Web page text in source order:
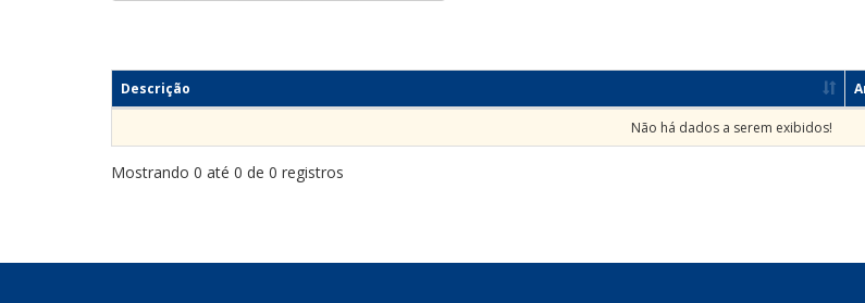
Descrição
Não há dados a serem exibidos!
Mostrando 0 até 0 de 0 registros